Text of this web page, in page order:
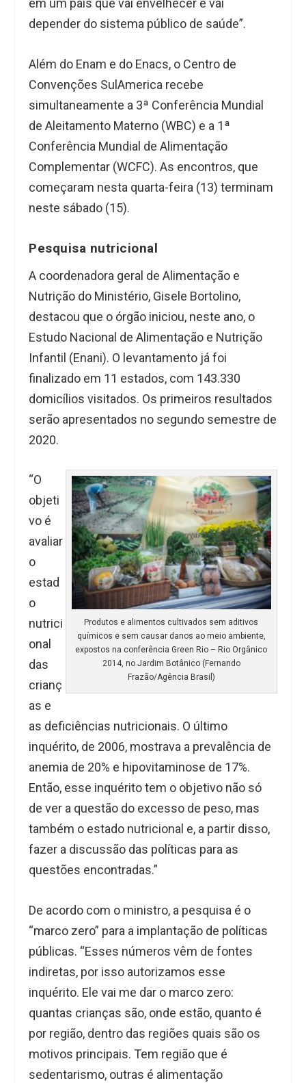
em um país que vai envelhecer e vai
depender do sistema público de saúde”.
Além do Enam e do Enacs, o Centro de
Convenções SulAmerica recebe
simultaneamente a 3ª Conferência Mundial
de Aleitamento Materno (WBC) e a 1ª
Conferência Mundial de Alimentação
Complementar (WCFC). As encontros, que
começaram nesta quarta-feira (13) terminam
neste sábado (15).
Pesquisa nutricional
A coordenadora geral de Alimentação e
Nutrição do Ministério, Gisele Bortolino,
destacou que o órgão iniciou, neste ano, o
Estudo Nacional de Alimentação e Nutrição
Infantil (Enani). O levantamento já foi
finalizado em 11 estados, com 143.330
domicílios visitados. Os primeiros resultados
serão apresentados no segundo semestre de
2020.
Produtos e alimentos cultivados sem aditivos
químicos e sem causar danos ao meio ambiente,
expostos na conferência Green Rio – Rio Orgânico
2014, no Jardim Botânico (Fernando
Frazão/Agência Brasil)
“O
objeti
vo é
avaliar
o
estad
o
nutrici
onal
das
crianç
as e
as deficiências nutricionais. O último
inquérito, de 2006, mostrava a prevalência de
anemia de 20% e hipovitaminose de 17%.
Então, esse inquérito tem o objetivo não só
de ver a questão do excesso de peso, mas
também o estado nutricional e, a partir disso,
fazer a discussão das políticas para as
questões encontradas.”
De acordo com o ministro, a pesquisa é o
“marco zero” para a implantação de políticas
públicas. “Esses números vêm de fontes
indiretas, por isso autorizamos esse
inquérito. Ele vai me dar o marco zero:
quantas crianças são, onde estão, quanto é
por região, dentro das regiões quais são os
motivos principais. Tem região que é
sedentarismo, outras é alimentação